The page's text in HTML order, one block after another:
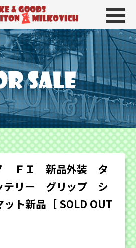
トン＆ミルコビッチ BIKE＆
ＦＩ 新品外装 タ
テリー グリップ シ
ト新品［ SOLD OUT